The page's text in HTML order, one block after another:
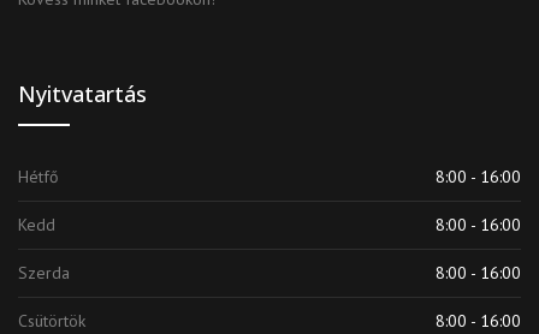
Nyitvatartás
Hétfő 8:00 - 16:00
Kedd 8:00 - 16:00
Szerda 8:00 - 16:00
Csütörtök 8:00 - 16:00